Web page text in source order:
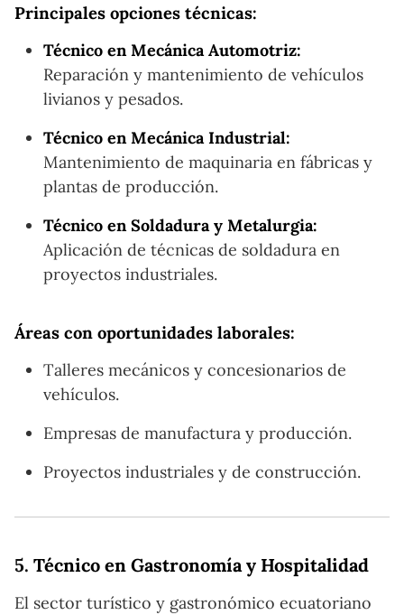
Principales opciones técnicas:
Técnico en Mecánica Automotriz:
Reparación y mantenimiento de vehículos
livianos y pesados.
Técnico en Mecánica Industrial:
Mantenimiento de maquinaria en fábricas y
plantas de producción.
Técnico en Soldadura y Metalurgia:
Aplicación de técnicas de soldadura en
proyectos industriales.
Áreas con oportunidades laborales:
Talleres mecánicos y concesionarios de
vehículos.
Empresas de manufactura y producción.
Proyectos industriales y de construcción.
5. Técnico en Gastronomía y Hospitalidad
El sector turístico y gastronómico ecuatoriano